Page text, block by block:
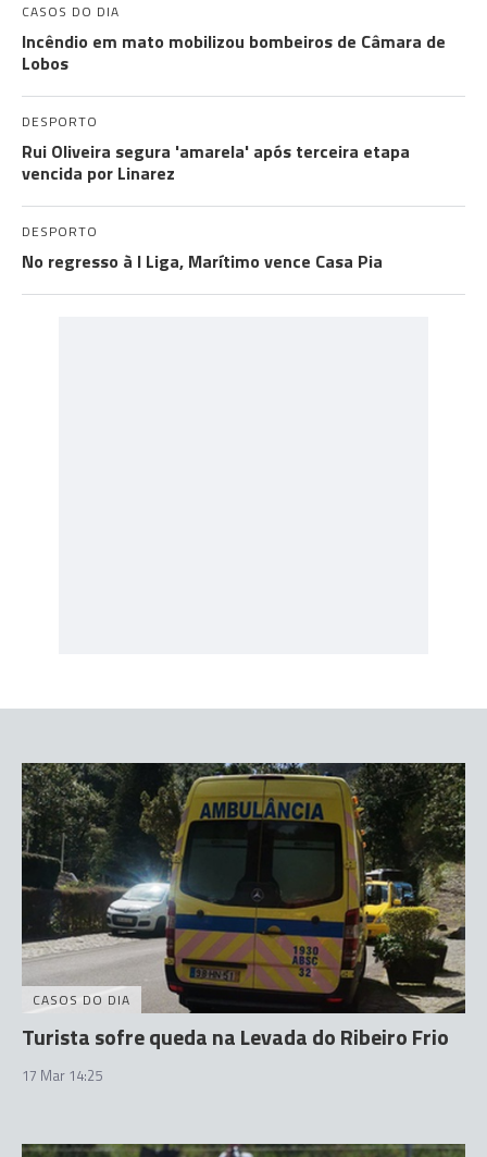
CASOS DO DIA
Incêndio em mato mobilizou bombeiros de Câmara de
Lobos
DESPORTO
Rui Oliveira segura 'amarela' após terceira etapa
vencida por Linarez
DESPORTO
No regresso à I Liga, Marítimo vence Casa Pia
CASOS DO DIA
Turista sofre queda na Levada do Ribeiro Frio
17 Mar 14:25